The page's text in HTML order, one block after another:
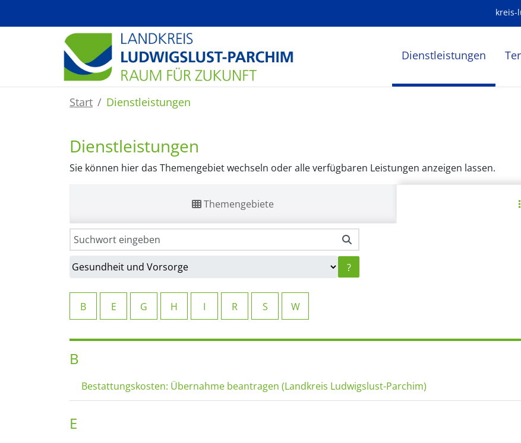
kreis-
Dienstleistungen
Start Dienstleistungen
Dienstleistungen
Sie können hier das Themengebiet wechseln oder alle verfügbaren Leistungen anzeigen lassen.
Themengebiete
?
B E G H I R S W
B
Bestattungskosten: Übernahme beantragen (Landkreis Ludwigslust-Parchim)
E